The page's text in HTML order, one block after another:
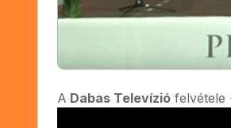
A Dabas Televízió felvétele